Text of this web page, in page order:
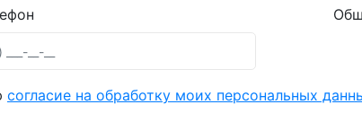
согласие на обработку моих персональных